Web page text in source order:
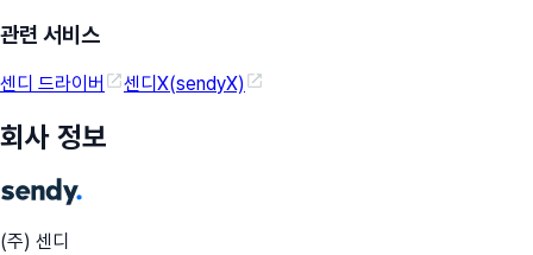
관련 서비스
센디 드라이버 센디X(sendyX)
회사 정보
(주) 센디